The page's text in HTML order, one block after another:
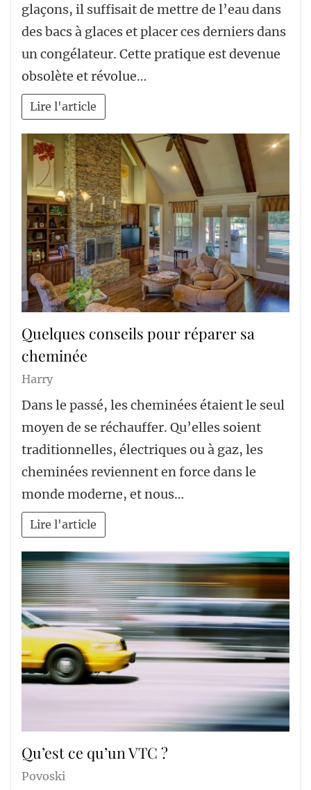
glaçons, il suffisait de mettre de l’eau dans
des bacs à glaces et placer ces derniers dans
un congélateur. Cette pratique est devenue
obsolète et révolue…
Lire l'article
Quelques conseils pour réparer sa
cheminée
Harry
Dans le passé, les cheminées étaient le seul
moyen de se réchauffer. Qu’elles soient
traditionnelles, électriques ou à gaz, les
cheminées reviennent en force dans le
monde moderne, et nous…
Lire l'article
Qu’est ce qu’un VTC ?
Povoski